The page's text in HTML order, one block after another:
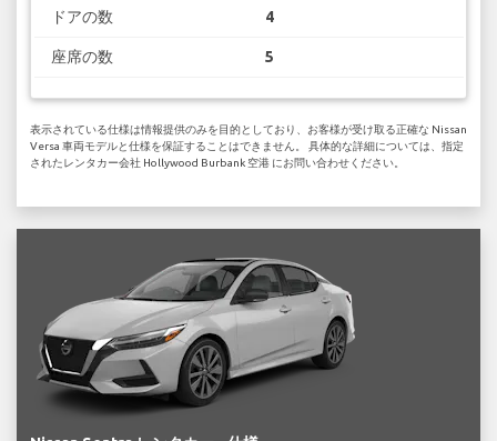
ドアの数 4
座席の数 5
表示されている仕様は情報提供のみを目的としており、お客様が受け取る正確な Nissan
Versa 車両モデルと仕様を保証することはできません。 具体的な詳細については、指定
されたレンタカー会社 Hollywood Burbank 空港 にお問い合わせください。